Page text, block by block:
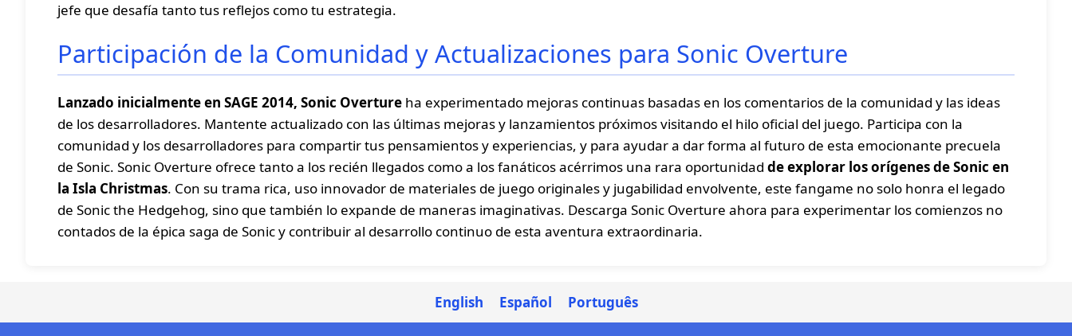
jefe que desafía tanto tus reflejos como tu estrategia.
Participación de la Comunidad y Actualizaciones para Sonic Overture
Lanzado inicialmente en SAGE 2014, Sonic Overture ha experimentado mejoras continuas basadas en los comentarios de la comunidad y las ideas
de los desarrolladores. Mantente actualizado con las últimas mejoras y lanzamientos próximos visitando el hilo oficial del juego. Participa con la
comunidad y los desarrolladores para compartir tus pensamientos y experiencias, y para ayudar a dar forma al futuro de esta emocionante precuela
de Sonic. Sonic Overture ofrece tanto a los recién llegados como a los fanáticos acérrimos una rara oportunidad de explorar los orígenes de Sonic en
la Isla Christmas. Con su trama rica, uso innovador de materiales de juego originales y jugabilidad envolvente, este fangame no solo honra el legado
de Sonic the Hedgehog, sino que también lo expande de maneras imaginativas. Descarga Sonic Overture ahora para experimentar los comienzos no
contados de la épica saga de Sonic y contribuir al desarrollo continuo de esta aventura extraordinaria.
English Español Português